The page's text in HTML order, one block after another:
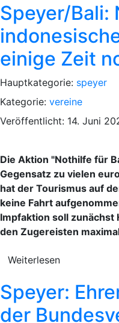
Speyer/Bali:
einige Zeit
Hauptkategorie: speyer
Kategorie: vereine
Veröffentlicht: 14. Juni
Die Aktion "Nothilfe für
Gegensatz zu vielen
hat der Tourismus auf
keine Fahrt
Impfaktion soll
den Zugereisten
Weiterlesen
Speyer:
der